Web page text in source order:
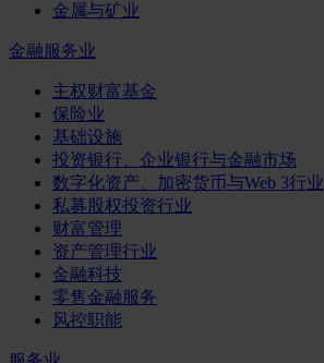
金属与矿业
金融服务业
主权财富基金
保险业
基础设施
投资银行、企业银行与金融市场
数字化资产、加密货币与Web 3行业
私募股权投资行业
财富管理
资产管理行业
金融科技
零售金融服务
风控职能